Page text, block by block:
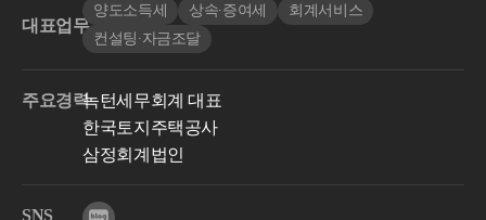
대표업무
양도소득세 상속∙증여세
회계서비스
컨설팅∙자금조달
주요경력녹턴세무회계 대표
한국토지주택공사
삼정회계법인
SNS